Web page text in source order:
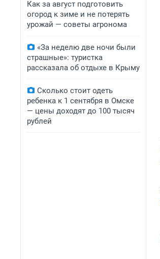
Как за август подготовить
огород к зиме и не потерять
урожай — советы агронома
«За неделю две ночи были
страшные»: туристка
рассказала об отдыхе в Крыму
Сколько стоит одеть
ребенка к 1 сентября в Омске
— цены доходят до 100 тысяч
рублей